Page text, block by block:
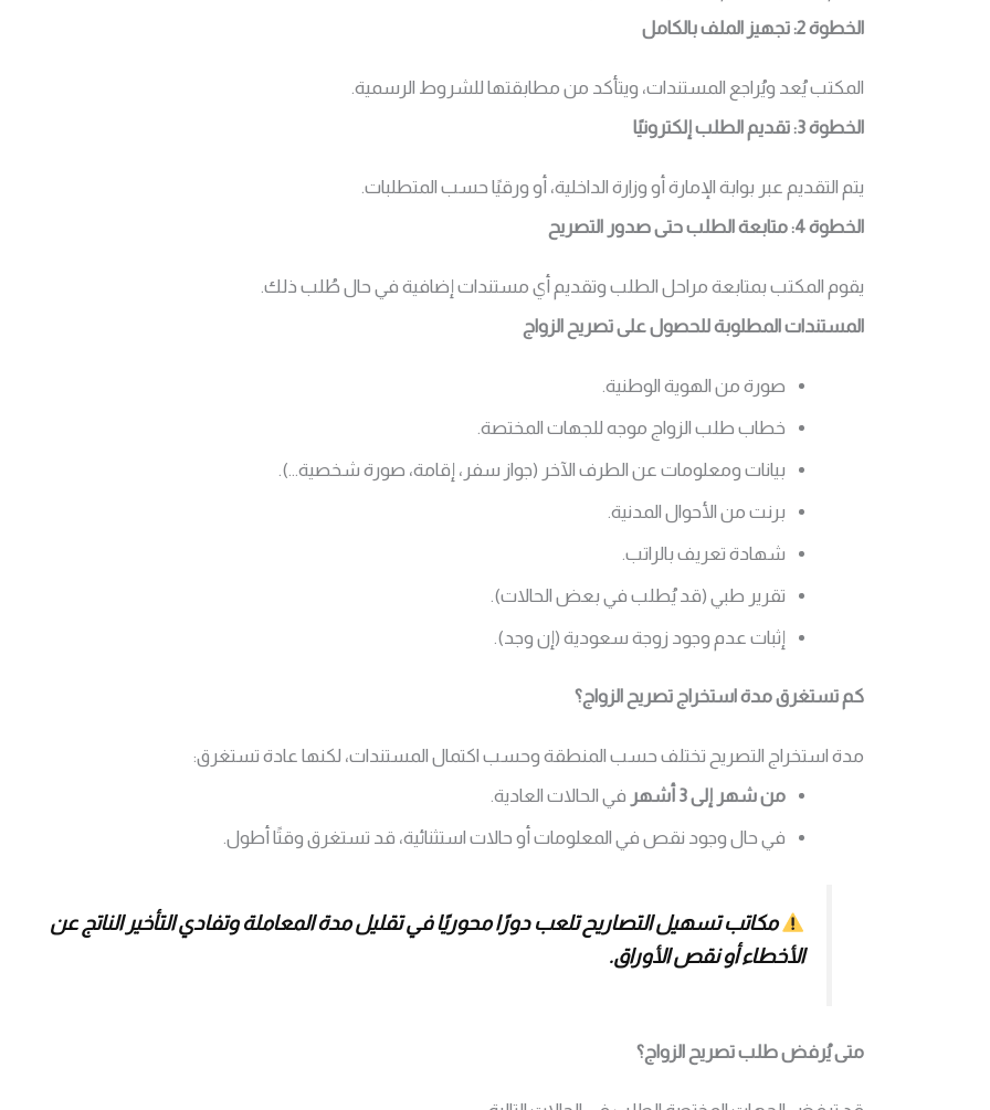
الخطوة 2: تجهيز الملف بالكامل
المكتب يُعد ويُراجع المستندات، ويتأكد من مطابقتها للشروط الرسمية.
الخطوة 3: تقديم الطلب إلكترونيًا
يتم التقديم عبر بوابة الإمارة أو وزارة الداخلية، أو ورقيًا حسب المتطلبات.
الخطوة 4: متابعة الطلب حتى صدور التصريح
يقوم المكتب بمتابعة مراحل الطلب وتقديم أي مستندات إضافية في حال طُلب ذلك.
المستندات المطلوبة للحصول على تصريح الزواج
صورة من الهوية الوطنية.
خطاب طلب الزواج موجه للجهات المختصة.
بيانات ومعلومات عن الطرف الآخر (جواز سفر، إقامة، صورة شخصية…).
برنت من الأحوال المدنية.
شهادة تعريف بالراتب.
تقرير طبي (قد يُطلب في بعض الحالات).
إثبات عدم وجود زوجة سعودية (إن وجد).
كم تستغرق مدة استخراج تصريح الزواج؟
مدة استخراج التصريح تختلف حسب المنطقة وحسب اكتمال المستندات، لكنها عادة تستغرق:
من شهر إلى 3 أشهر
في الحالات العادية.
في حال وجود نقص في المعلومات أو حالات استثنائية، قد تستغرق وقتًا أطول.
مكاتب تسهيل التصاريح تلعب دورًا محوريًا في تقليل مدة المعاملة وتفادي التأخير الناتج عن
الأخطاء أو نقص الأوراق.
متى يُرفض طلب تصريح الزواج؟